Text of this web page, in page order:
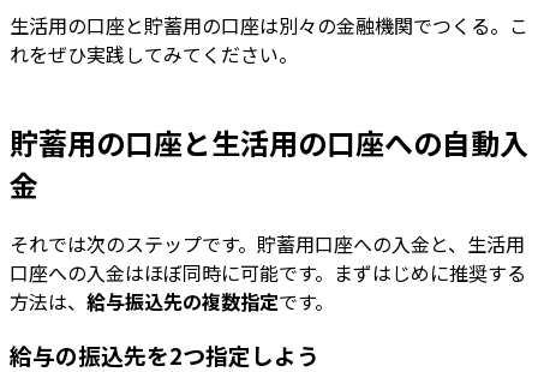
生活用の口座と貯蓄用の口座は別々の金融機関でつくる。こ
れをぜひ実践してみてください。
貯蓄用の口座と生活用の口座への自動入
金
それでは次のステップです。貯蓄用口座への入金と、生活用
口座への入金はほぼ同時に可能です。まずはじめに推奨する
方法は、 給与振込先の複数指定です。
給与の振込先を2つ指定しよう